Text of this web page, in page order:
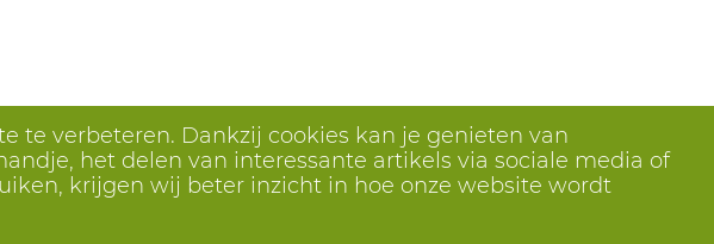
te verbeteren. Dankzij cookies kan je genieten van
het delen van interessante artikels via sociale media of
krijgen wij beter inzicht in hoe onze website wordt